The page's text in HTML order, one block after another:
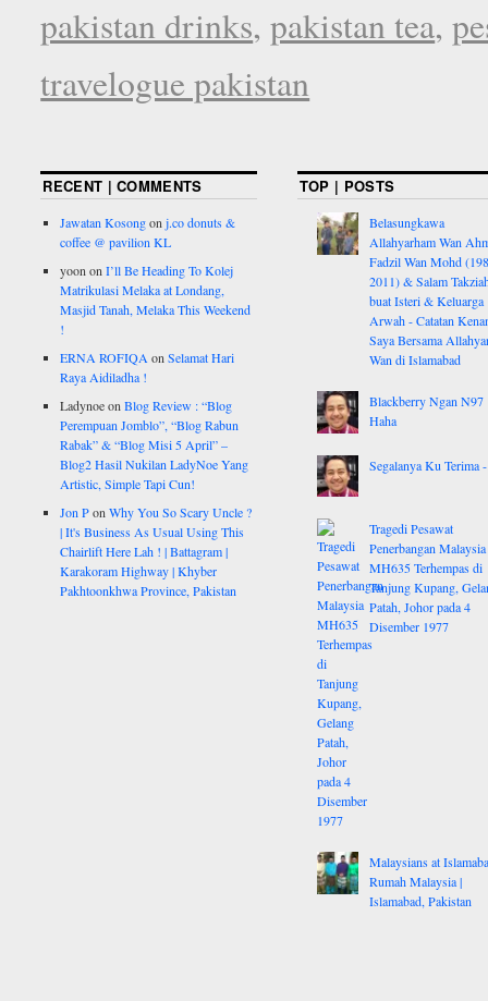
pakistan drinks,pakistan tea,
travelogue pakistan
RECENT | COMMENTS
Jawatan Kosongonj.co donuts &
coffee @ pavilion KL
yoononI’ll Be Heading To Kolej
Matrikulasi Melaka at Londang,
Masjid Tanah, Melaka This Weekend
!
ERNA ROFIQAonSelamat Hari
Raya Aidiladha !
LadynoeonBlog Review : “Blog
Perempuan Jomblo”, “Blog Rabun
Rabak” & “Blog Misi 5 April” –
Blog2 Hasil Nukilan LadyNoe Yang
Artistic, Simple Tapi Cun!
Jon PonWhy You So Scary Uncle ?
| It's Business As Usual Using This
Chairlift Here Lah ! | Battagram |
Karakoram Highway | Khyber
Pakhtoonkhwa Province, Pakistan
TOP | POSTS
Belasungkawa
Allahyarham Wan
Fadzil Wan Mohd
2011) & Salam
buat Isteri & Keluarga
Arwah - Catatan
Saya Bersama
Wan di Islamabad
Blackberry Ngan N97
Haha
Segalanya Ku Terima
Tragedi Pesawat
Penerbangan Malaysia
MH635 Terhempas di
Tanjung Kupang,
Patah, Johor pada 4
Disember 1977
Malaysians at
Rumah Malaysia |
Islamabad, Pakistan